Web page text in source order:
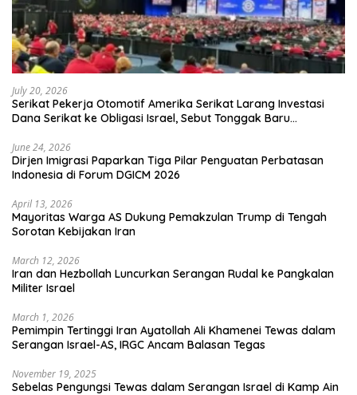
July 20, 2026
Serikat Pekerja Otomotif Amerika Serikat Larang Investasi
Dana Serikat ke Obligasi Israel, Sebut Tonggak Baru
June 24, 2026
Dirjen Imigrasi Paparkan Tiga Pilar Penguatan Perbatasan
Indonesia di Forum DGICM 2026
April 13, 2026
Mayoritas Warga AS Dukung Pemakzulan Trump di Tengah
Sorotan Kebijakan Iran
March 12, 2026
Iran dan Hezbollah Luncurkan Serangan Rudal ke Pangkalan
Militer Israel
March 1, 2026
Pemimpin Tertinggi Iran Ayatollah Ali Khamenei Tewas dalam
Serangan Israel-AS, IRGC Ancam Balasan Tegas
November 19, 2025
Sebelas Pengungsi Tewas dalam Serangan Israel di Kamp Ain